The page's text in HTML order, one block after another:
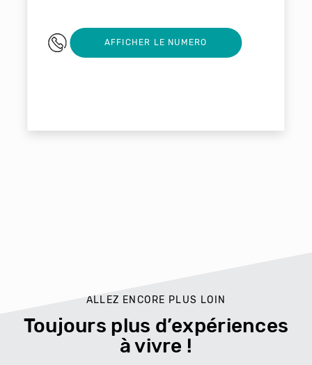
0493431211
AFFICHER LE NUMERO
ALLEZ ENCORE PLUS LOIN
Toujours plus d’expériences
à vivre !